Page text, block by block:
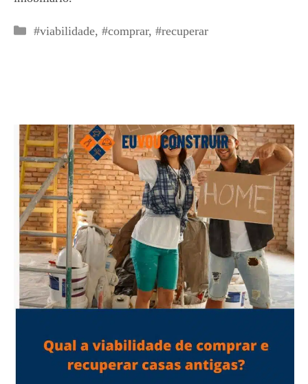
Categorias
#viabilidade, #comprar, #recuperar